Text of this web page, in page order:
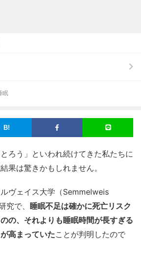
眠
ろう」といわれ続けてきた私たちに
果は驚きかもしれません。
ヴェイス大学（Semmelweis
究で、 睡眠不足は確かに死亡リスク
の、それよりも睡眠時間が長すぎる
高まっていたことが判明したので